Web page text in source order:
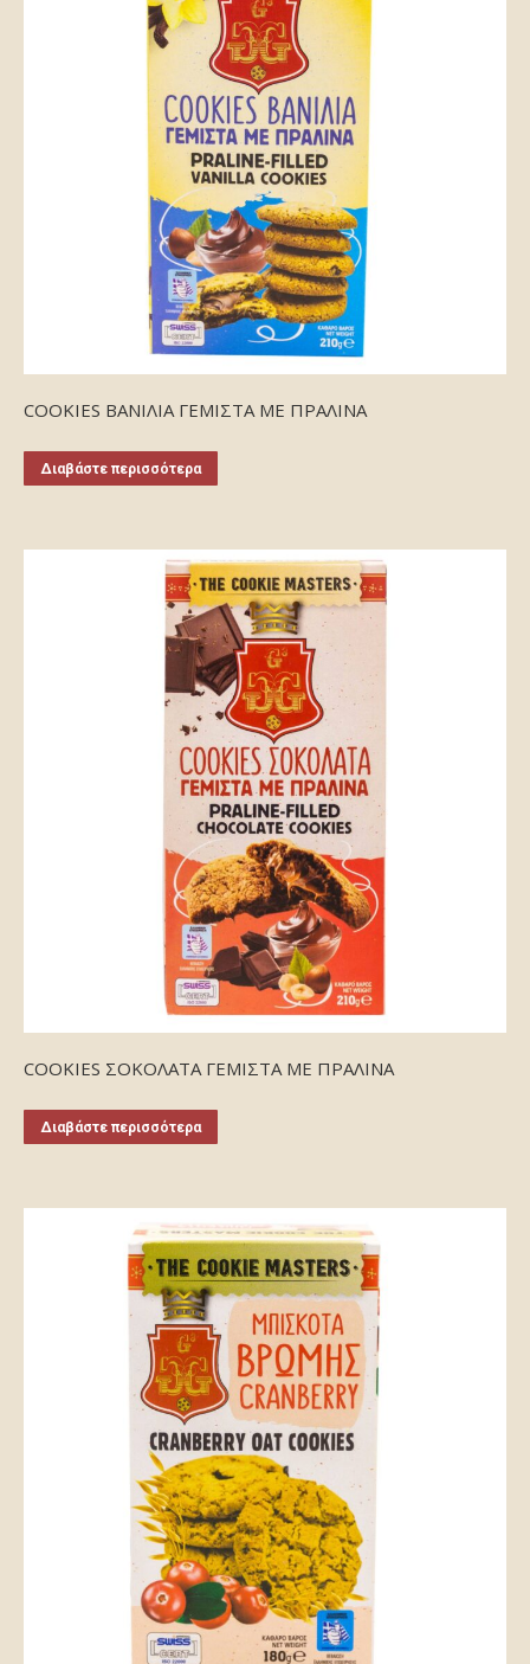
COOKIES ΒΑΝΙΛΙΑ ΓΕΜΙΣΤΑ ΜΕ ΠΡΑΛΙΝΑ
Διαβάστε περισσότερα
COOKIES ΣΟΚΟΛΑΤΑ ΓΕΜΙΣΤΑ ΜΕ ΠΡΑΛΙΝΑ
Διαβάστε περισσότερα